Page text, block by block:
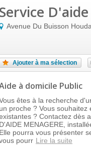
Service
Avenue Du Buisson
Ajouter à ma sélection
à domicile Public
êtes à la recherche
un proche ? Vous
? Contactez dès
D'AIDE MENAGERE,
Elle pourra vous présenter
pourr Lire la suite